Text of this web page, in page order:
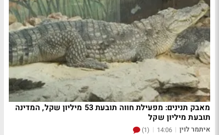
מאבק תנינים: מפעילת חווה תובעת 53 מיליון שקל, המדינה
תובעת מיליון שקל
איתמר לוין |
14:06
|
(1)